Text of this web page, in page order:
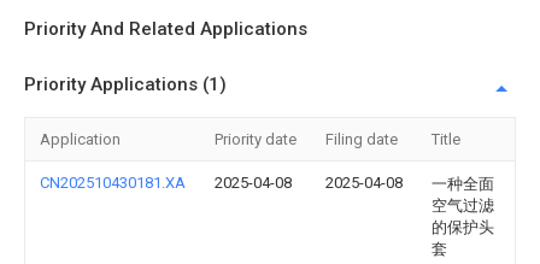
Priority And Related Applications
Priority Applications (1)
Application Priority date Filing date Title
CN202510430181.XA 2025-04-08 2025-04-08
一种全面
空气过滤
的保护头
套